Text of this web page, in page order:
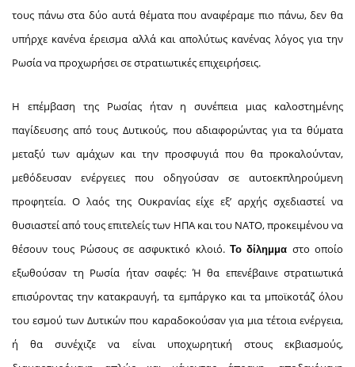
τους πάνω στα δύο αυτά θέματα που αναφέραμε πιο πάνω, δεν θα
υπήρχε κανένα έρεισμα αλλά και απολύτως κανένας λόγος για την
Ρωσία να προχωρήσει σε στρατιωτικές επιχειρήσεις.
Η επέμβαση της Ρωσίας ήταν η συνέπεια μιας καλοστημένης
παγίδευσης από τους Δυτικούς, που αδιαφορώντας για τα θύματα
μεταξύ των αμάχων και την προσφυγιά που θα προκαλούνταν,
μεθόδευσαν ενέργειες που οδηγούσαν σε αυτοεκπληρούμενη
προφητεία. Ο λαός της Ουκρανίας είχε εξ’ αρχής σχεδιαστεί να
θυσιαστεί από τους επιτελείς των ΗΠΑ και του ΝΑΤΟ, προκειμένου να
θέσουν τους Ρώσους σε ασφυκτικό κλοιό. Το δίλημμα στο οποίο
εξωθούσαν τη Ρωσία ήταν σαφές: Ή θα επενέβαινε στρατιωτικά
επισύροντας την κατακραυγή, τα εμπάργκο και τα μποϊκοτάζ όλου
του εσμού των Δυτικών που καραδοκούσαν για μια τέτοια ενέργεια,
ή θα συνέχιζε να είναι υποχωρητική στους εκβιασμούς,